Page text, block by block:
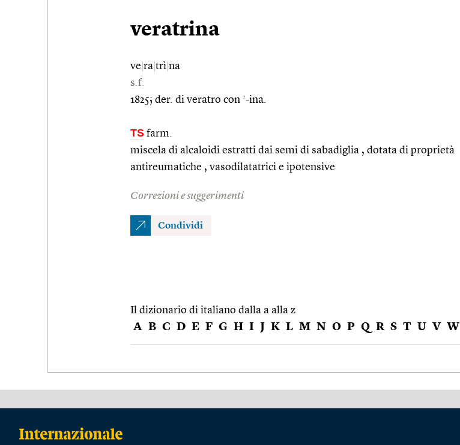
veratrina
ve ra trì na
s.f.
1825; der. di veratro con 2-ina.
TS farm.
miscela di alcaloidi estratti dai semi di sabadiglia , dotata di proprietà
antireumatiche , vasodilatatrici e ipotensive
Correzioni e suggerimenti
Condividi
Il dizionario di italiano dalla a alla z
A B C D E F G H I J K L M N O P Q R S T U V W